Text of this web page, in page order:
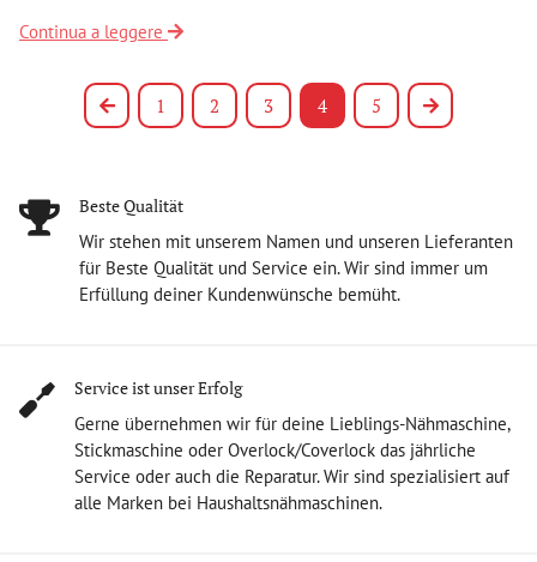
Continua a leggere
Precedente
1 2 3 4 5 Prossimo
Beste Qualität
Wir stehen mit unserem Namen und unseren Lieferanten
für Beste Qualität und Service ein. Wir sind immer um
Erfüllung deiner Kundenwünsche bemüht.
Service ist unser Erfolg
Gerne übernehmen wir für deine Lieblings-Nähmaschine,
Stickmaschine oder Overlock/Coverlock das jährliche
Service oder auch die Reparatur. Wir sind spezialisiert auf
alle Marken bei Haushaltsnähmaschinen.